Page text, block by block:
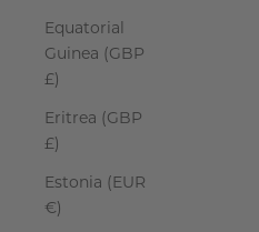
Equatorial
Guinea (GBP
£)
Eritrea (GBP
£)
Estonia (EUR
€)